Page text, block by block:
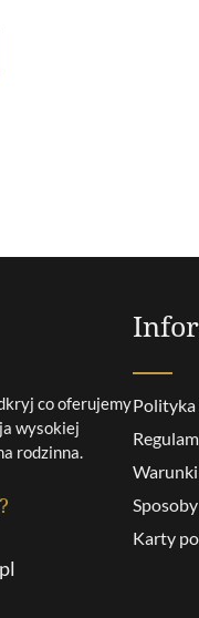
co oferujemy
wysokiej
rodzinna.
Karty